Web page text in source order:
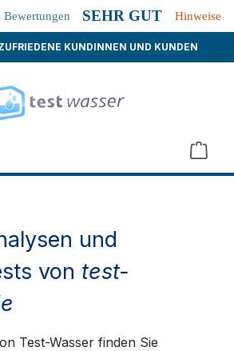
Bewertungen SEHR GUT Hinweise
KUNDINNEN UND KUNDEN
und
von test-
Test-Wasser finden Sie